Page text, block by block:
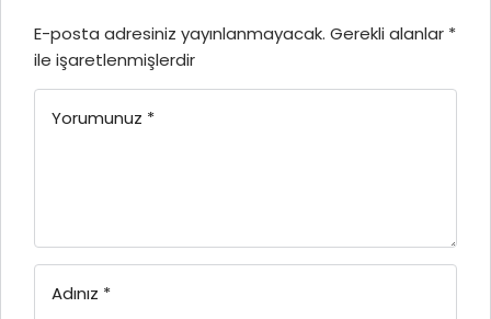
E-posta adresiniz yayınlanmayacak. Gerekli alanlar *
ile işaretlenmişlerdir
Yorumunuz *
Adınız *